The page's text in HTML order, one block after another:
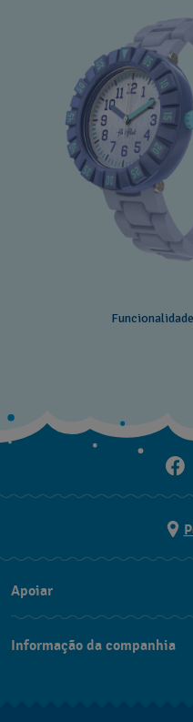
Apoiar
FAQ
Informação da companhia